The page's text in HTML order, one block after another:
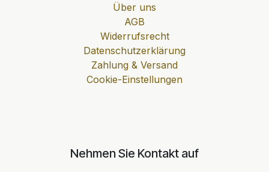
Über uns
AGB
Widerrufsrecht
Datenschutzerklärung
Zahlung & Versand
Cookie-Einstellungen
Nehmen Sie Kontakt auf